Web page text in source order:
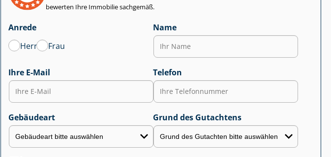
bewerten Ihre Immobilie sachgemäß.
Anrede
Herr
Frau
Name
Ihre E-Mail Telefon
Gebäudeart Grund des Gutachtens